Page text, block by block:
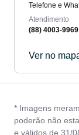
Telefone e
Atendimento
(88) 4003-9969
Ver no
* Imagens
poderão não
e válidos de 31/